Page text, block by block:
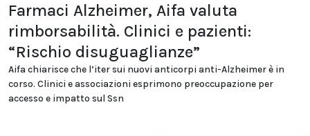
Farmaci Alzheimer, Aifa valuta
rimborsabilità. Clinici e pazienti:
“Rischio disuguaglianze”
Aifa chiarisce che l’iter sui nuovi anticorpi anti-Alzheimer è in
corso. Clinici e associazioni esprimono preoccupazione per
accesso e impatto sul Ssn